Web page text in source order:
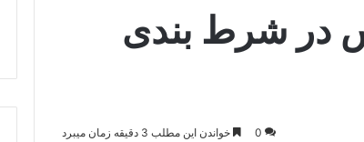
در شرط بندی
0 خواندن این مطلب 3 دقیقه زمان میبرد